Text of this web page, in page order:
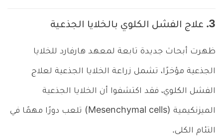
3. علاج الفشل الكلوي بالخلايا الجذعية
ظهرت أبحاث جديدة تابعة لمعهد هارفارد للخلايا
الجذعية مؤخرًا، تشمل زراعة الخلايا الجذعية لعلاج
الفشل الكلوي، فقد اكتشفوا أن الخلايا الجذعية
الميزنكيمية (Mesenchymal cells) تلعب دورًا مهمًا في
التئام الكلى.